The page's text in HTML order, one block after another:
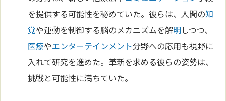
を提供する可能性を秘めていた。彼らは、人間の知
覚や運動を制御する脳のメカニズムを解明しつつ、
医療やエンターテインメント分野への応用も視野に
入れて研究を進めた。革新を求める彼らの姿勢は、
挑戦と可能性に満ちていた。